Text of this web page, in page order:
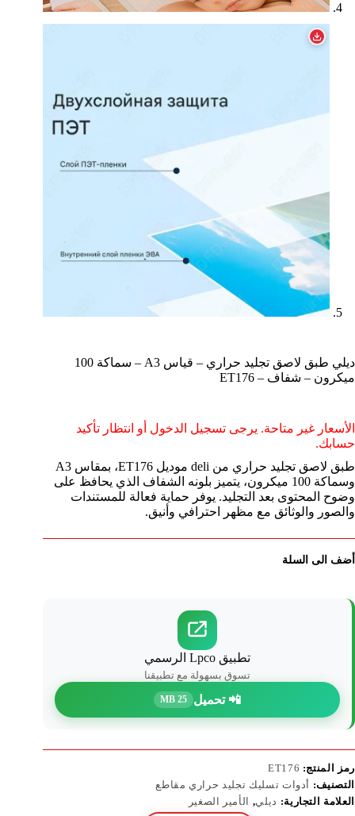
ديلي طبق لاصق تجليد حراري – قياس A3 – سماكة 100
ميكرون – شفاف – ET176
الأسعار غير متاحة. يرجى تسجيل الدخول أو انتظار تأكيد
حسابك.
طبق لاصق تجليد حراري من deli موديل ET176، بمقاس A3
وسماكة 100 ميكرون، يتميز بلونه الشفاف الذي يحافظ على
وضوح المحتوى بعد التجليد. يوفر حماية فعالة للمستندات
والصور والوثائق مع مظهر احترافي وأنيق.
أضف الى السلة
تطبيق Lpco الرسمي
تسوق بسهولة مع تطبيقنا
📲 تحميل 25 MB
رمز المنتج: ET176
التصنيف: أدوات تسليك تجليد حراري مقاطع
العلامة التجارية: ديلي, الأمير الصغير